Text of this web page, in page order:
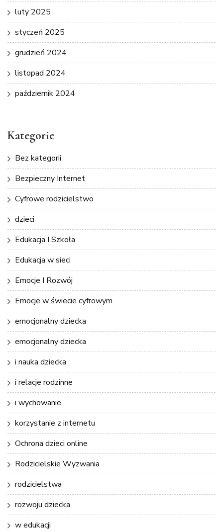
luty 2025
styczeń 2025
grudzień 2024
listopad 2024
październik 2024
Kategorie
Bez kategorii
Bezpieczny Internet
Cyfrowe rodzicielstwo
dzieci
Edukacja I Szkoła
Edukacja w sieci
Emocje I Rozwój
Emocje w świecie cyfrowym
emocjonalny dziecka
emocjonalny dziecka
i nauka dziecka
i relacje rodzinne
i wychowanie
korzystanie z internetu
Ochrona dzieci online
Rodzicielskie Wyzwania
rodzicielstwa
rozwoju dziecka
w edukacji